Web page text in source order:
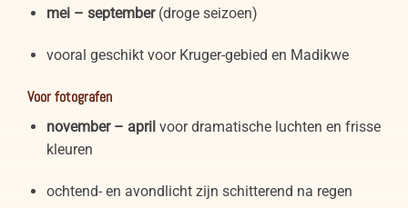
mei – september(droge seizoen)
vooral geschikt voor Kruger-gebied en Madikwe
Voor fotografen
november – april voor dramatische luchten en frisse
kleuren
ochtend- en avondlicht zijn schitterend na regen